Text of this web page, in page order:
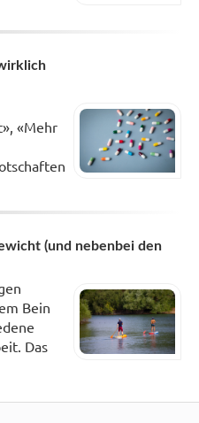
«Mehr
(und nebenbei den
Bein
Das